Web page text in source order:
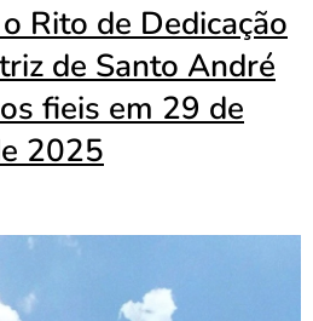
Rito de Dedicação
de Santo André
fieis em 29 de
2025